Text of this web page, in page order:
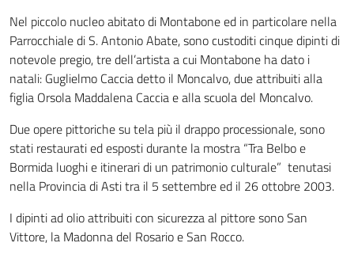
Nel piccolo nucleo abitato di Montabone ed in particolare nella
Parrocchiale di S. Antonio Abate, sono custoditi cinque dipinti di
notevole pregio, tre dell’artista a cui Montabone ha dato i
natali: Guglielmo Caccia detto il Moncalvo, due attribuiti alla
figlia Orsola Maddalena Caccia e alla scuola del Moncalvo.
Due opere pittoriche su tela più il drappo processionale, sono
stati restaurati ed esposti durante la mostra “Tra Belbo e
Bormida luoghi e itinerari di un patrimonio culturale” tenutasi
nella Provincia di Asti tra il 5 settembre ed il 26 ottobre 2003.
I dipinti ad olio attribuiti con sicurezza al pittore sono San
Vittore, la Madonna del Rosario e San Rocco.